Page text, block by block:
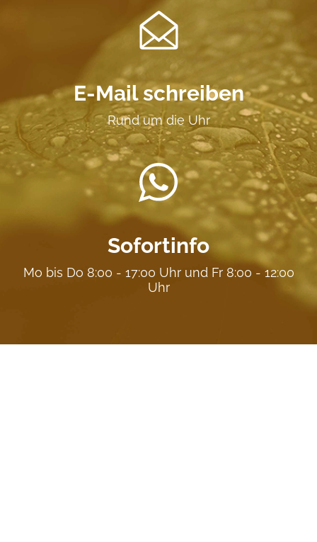
E-Mail schreiben
Rund um die Uhr
Sofortinfo
Mo bis Do 8:00 - 17:00 Uhr und Fr 8:00 - 12:00
Uhr